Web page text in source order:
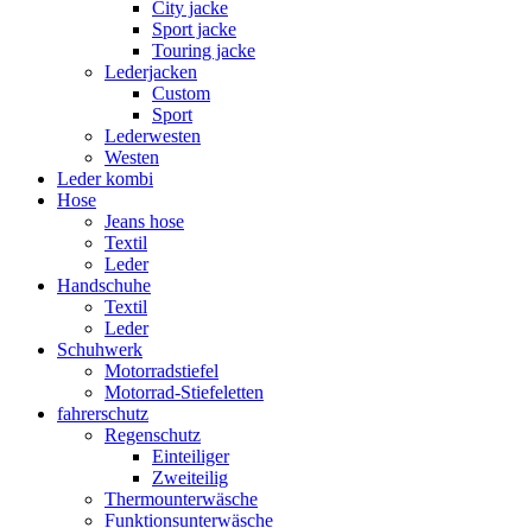
City jacke
Sport jacke
Touring jacke
Lederjacken
Custom
Sport
Lederwesten
Westen
Leder kombi
Hose
Jeans hose
Textil
Leder
Handschuhe
Textil
Leder
Schuhwerk
Motorradstiefel
Motorrad-Stiefeletten
fahrerschutz
Regenschutz
Einteiliger
Zweiteilig
Thermounterwäsche
Funktionsunterwäsche